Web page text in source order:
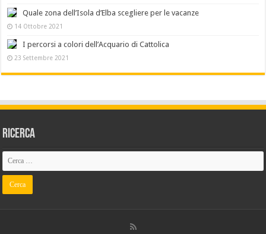
Quale zona dell’Isola d’Elba scegliere per le vacanze
14 Ottobre 2021
I percorsi a colori dell’Acquario di Cattolica
23 Settembre 2021
Ricerca